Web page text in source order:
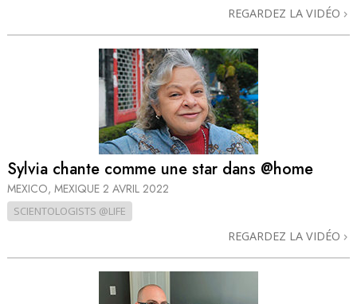
REGARDEZ LA VIDÉO
Sylvia chante comme une star dans @home
MEXICO, MEXIQUE 2 AVRIL 2022
SCIENTOLOGISTS @LIFE
REGARDEZ LA VIDÉO